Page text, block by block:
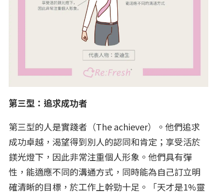
第三型：追求成功者
第三型的人是實踐者（The achiever）。他們追求
成功卓越，渴望得到別人的認同和肯定；享受活於
鎂光燈下，因此非常注重個人形象。他們具有彈
性，能適應不同的溝通方式，同時能為自己訂立明
確清晰的目標，於工作上幹勁十足。「天才是1%靈